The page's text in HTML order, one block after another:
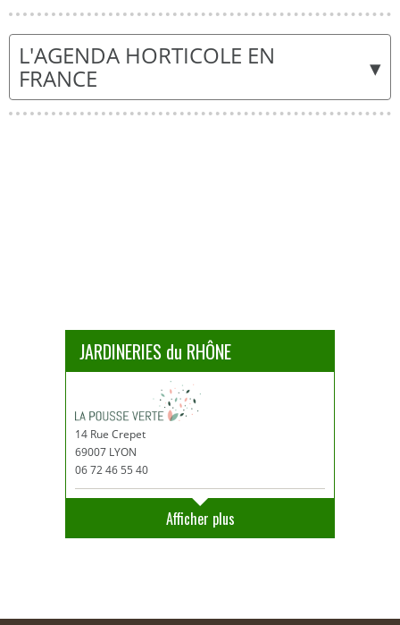
▾
L'AGENDA HORTICOLE EN
FRANCE
JARDINERIES du RHÔNE
14 Rue Crepet
69007 LYON
06 72 46 55 40
Afficher plus